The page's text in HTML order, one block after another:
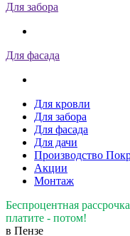
Для забора
Для фасада
Для кровли
Для забора
Для фасада
Для дачи
Производство
Акции
Монтаж
Беспроцентная
платите - потом!
в Пензе